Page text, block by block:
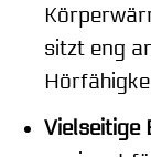
sitzt eng
Vielseitige